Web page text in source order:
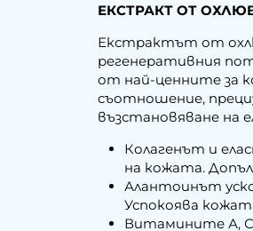
ЕКСТРАКТ ОТ ОХЛЮВИ
Екстрактът от
регенеративния
от най-ценните за
съотношение,
възстановяване на
Колагенът и
на кожата.
Алантоинът
Успокоява
Витамините А,